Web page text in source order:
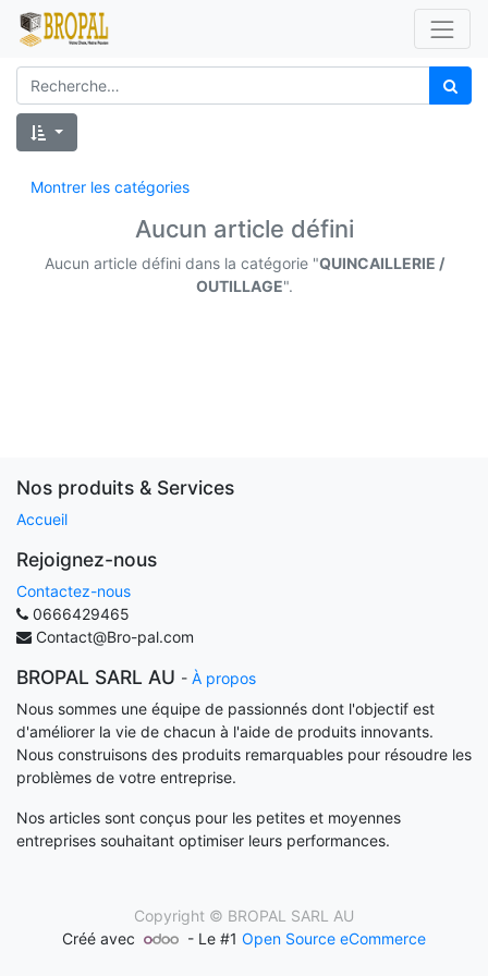
Montrer les catégories
Aucun article défini
Aucun article défini dans la catégorie "QUINCAILLERIE /
OUTILLAGE".
Nos produits & Services
Accueil
Rejoignez-nous
Contactez-nous
0666429465
Contact@Bro-pal.com
BROPAL SARL AU - À propos
Nous sommes une équipe de passionnés dont l'objectif est
d'améliorer la vie de chacun à l'aide de produits innovants.
Nous construisons des produits remarquables pour résoudre les
problèmes de votre entreprise.
Nos articles sont conçus pour les petites et moyennes
entreprises souhaitant optimiser leurs performances.
Copyright © BROPAL SARL AU
Créé avec
- Le #1Open Source eCommerce